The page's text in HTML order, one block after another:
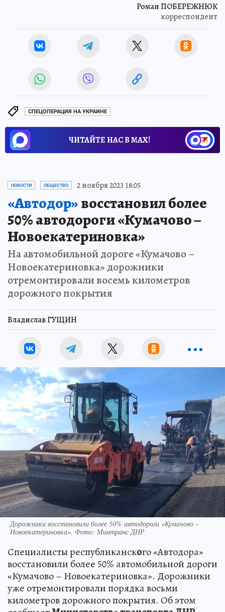
Роман ПОБЕРЕЖНЮК
корреспондент
СПЕЦОПЕРАЦИЯ НА УКРАИНЕ
ЧИТАЙТЕ НАС В МАХ!
НОВОСТИ ОБЩЕСТВО 2 ноября 2023 18:05
«Автодор»восстановил более
50% автодороги «Кумачово –
Новоекатериновка»
На автомобильной дороге «Кумачово –
Новоекатериновка» дорожники
отремонтировали восемь километров
дорожного покрытия
Владислав ГУЩИН
Дорожники восстановили более 50% автодороги «Кумачово –
Новоекатериновка». Фото: Минтранс ДНР
Специалисты республиканского «Автодора»
восстановили более 50% автомобильной дороги
«Кумачово – Новоекатериновка». Дорожники
уже отремонтировали порядка восьми
километров дорожного покрытия. Об этом